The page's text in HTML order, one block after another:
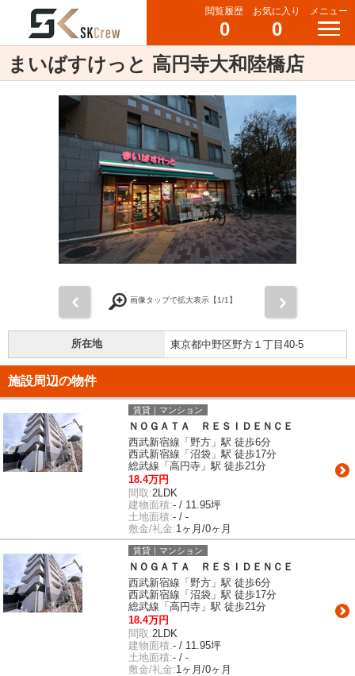
閲覧履歴
0
お気に入り
0
メニュー
まいばすけっと 高円寺大和陸橋店
画像タップで拡大表示【1/1】
所在地 東京都中野区野方１丁目40-5
施設周辺の物件
賃貸｜マンション
ＮＯＧＡＴＡ ＲＥＳＩＤＥＮＣＥ
西武新宿線「野方」駅 徒歩6分
西武新宿線「沼袋」駅 徒歩17分
総武線「高円寺」駅 徒歩21分
18.4万円
間取:2LDK
建物面積:- / 11.95坪
土地面積:- / -
敷金/礼金:1ヶ月/0ヶ月
賃貸｜マンション
ＮＯＧＡＴＡ ＲＥＳＩＤＥＮＣＥ
西武新宿線「野方」駅 徒歩6分
西武新宿線「沼袋」駅 徒歩17分
総武線「高円寺」駅 徒歩21分
18.4万円
間取:2LDK
建物面積:- / 11.95坪
土地面積:- / -
敷金/礼金:1ヶ月/0ヶ月